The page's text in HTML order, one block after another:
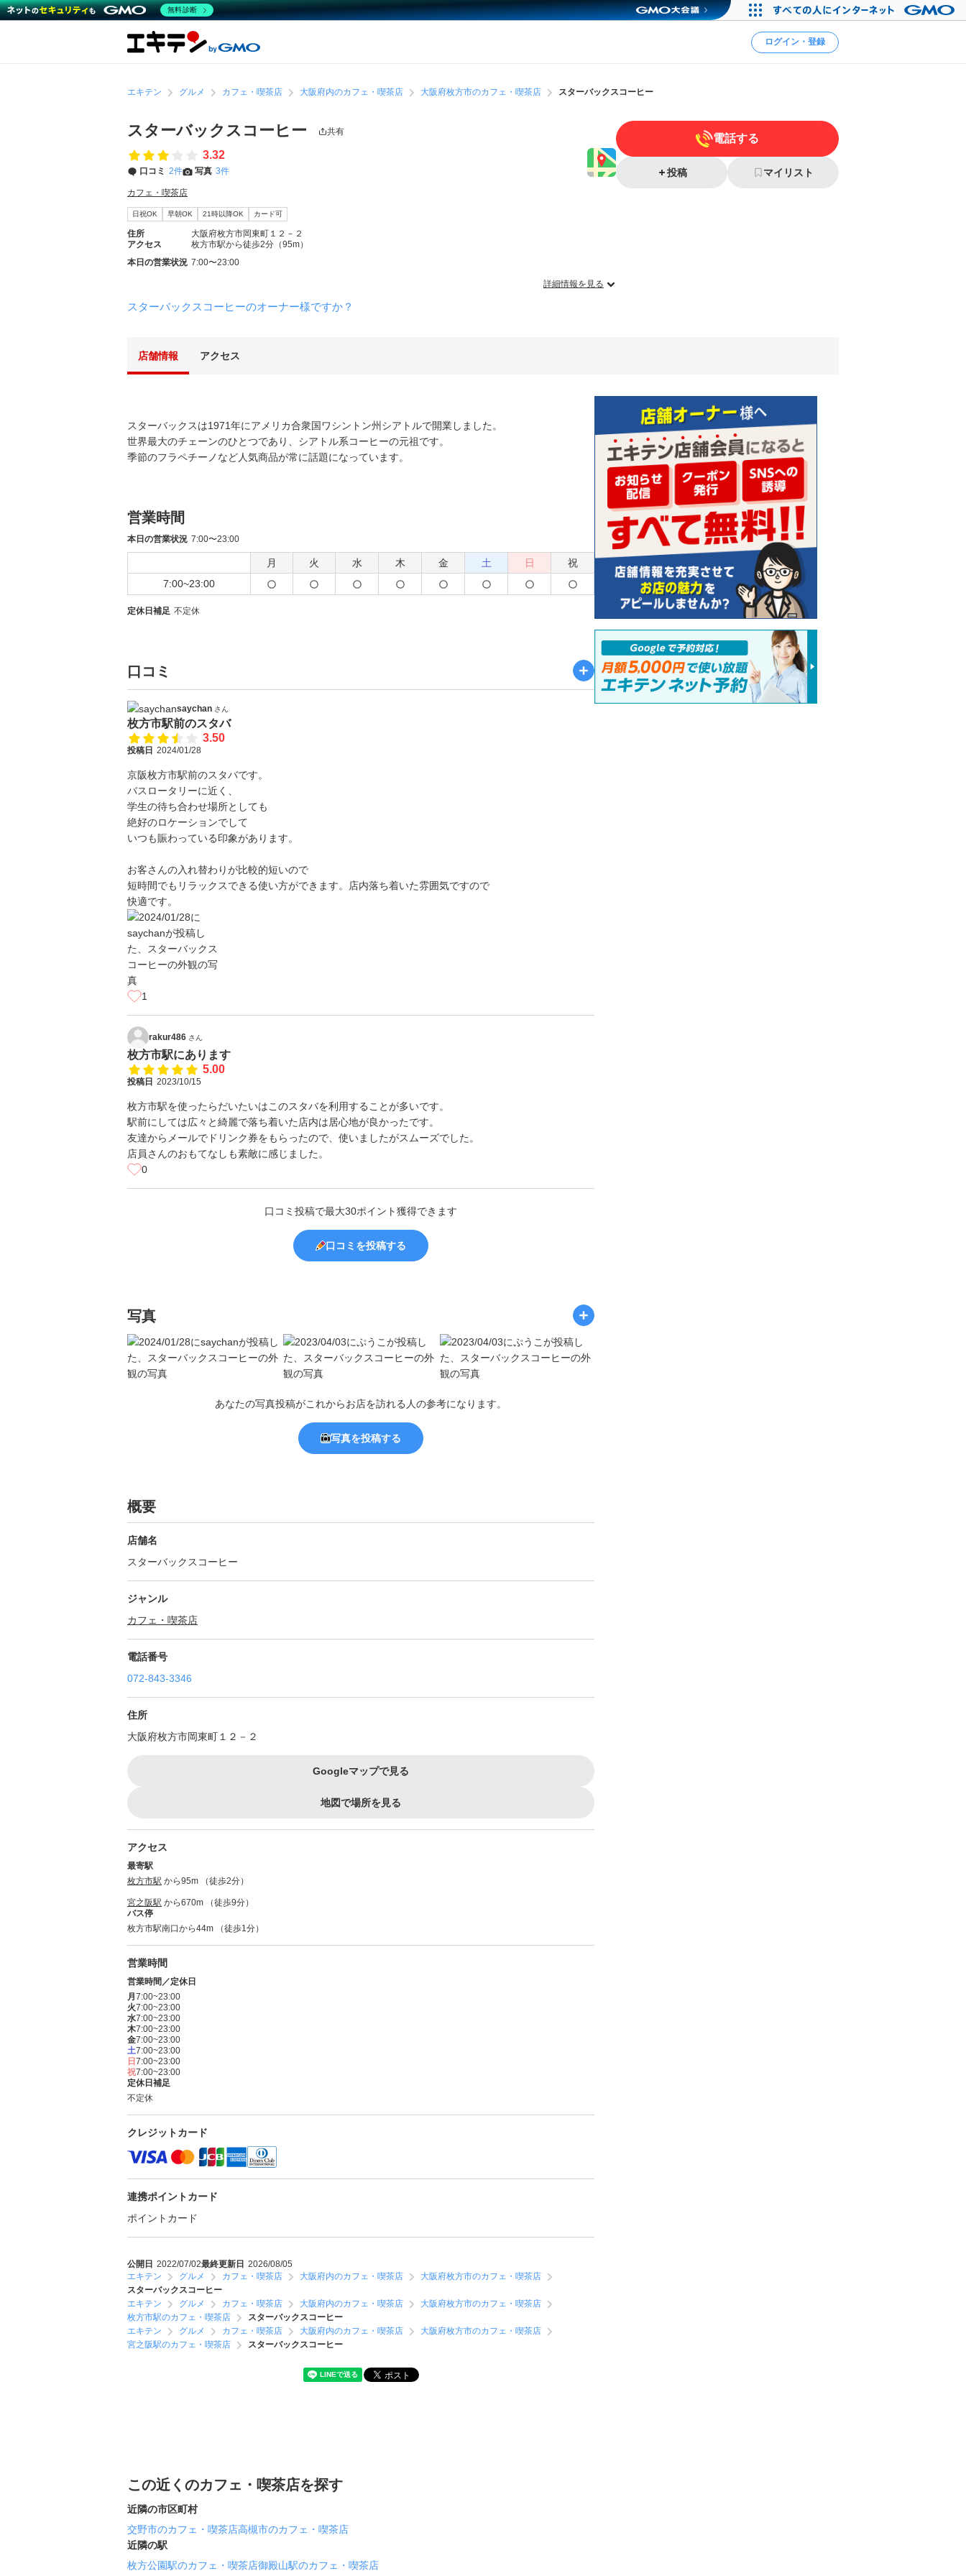
ログイン・登録
エキテン グルメ カフェ・喫茶店 大阪府内のカフェ・喫茶店 大阪府枚方市のカフェ・喫茶店 スターバックスコーヒー
スターバックスコーヒー 共有
3.32
口コミ 2件 写真 3件
カフェ・喫茶店
日祝OK 早朝OK 21時以降OK カード可
住所
大阪府枚方市岡東町１２－２
アクセス
枚方市駅から徒歩2分（95m）
本日の営業状況 7:00〜23:00
詳細情報を見る
スターバックスコーヒーのオーナー様ですか？
電話する
投稿 マイリスト
店舗情報 アクセス
スターバックスは1971年にアメリカ合衆国ワシントン州シアトルで開業しました。
世界最大のチェーンのひとつであり、シアトル系コーヒーの元祖です。
季節のフラペチーノなど人気商品が常に話題になっています。
営業時間
本日の営業状況 7:00〜23:00
月 火 水 木 金 土 日
祝
7:00~23:00
定休日補足 不定休
口コミ
saychan さん
枚方市駅前のスタバ
3.50
投稿日 2024/01/28
京阪枚方市駅前のスタバです。
バスロータリーに近く、
学生の待ち合わせ場所としても
絶好のロケーションでして
いつも賑わっている印象があります。
お客さんの入れ替わりが比較的短いので
短時間でもリラックスできる使い方ができます。店内落ち着いた雰囲気ですので
快適です。
1
rakur486 さん
枚方市駅にあります
5.00
投稿日 2023/10/15
枚方市駅を使ったらだいたいはこのスタバを利用することが多いです。
駅前にしては広々と綺麗で落ち着いた店内は居心地が良かったです。
友達からメールでドリンク券をもらったので、使いましたがスムーズでした。
店員さんのおもてなしも素敵に感じました。
0
口コミ投稿で最大30ポイント獲得できます
口コミを投稿する
写真
あなたの写真投稿がこれからお店を訪れる人の参考になります。
写真を投稿する
概要
店舗名
スターバックスコーヒー
ジャンル
カフェ・喫茶店
電話番号
072-843-3346
住所
大阪府枚方市岡東町１２－２
Googleマップで見る
地図で場所を見る
アクセス
最寄駅
枚方市駅 から95m （徒歩2分）
宮之阪駅 から670m （徒歩9分）
バス停
枚方市駅南口から44m （徒歩1分）
営業時間
営業時間／定休日
月 7:00~23:00
火7:00~23:00
水7:00~23:00
木7:00~23:00
金7:00~23:00
土7:00~23:00
日 7:00~23:00
祝7:00~23:00
定休日補足
不定休
クレジットカード
連携ポイントカード
ポイントカード
公開日 2022/07/02最終更新日 2026/08/05
エキテン
グルメ カフェ・喫茶店 大阪府内のカフェ・喫茶店
大阪府枚方市のカフェ・喫茶店
スターバックスコーヒー
エキテン
グルメ カフェ・喫茶店 大阪府内のカフェ・喫茶店
大阪府枚方市のカフェ・喫茶店
枚方市駅のカフェ・喫茶店
スターバックスコーヒー
エキテン
グルメ カフェ・喫茶店 大阪府内のカフェ・喫茶店
大阪府枚方市のカフェ・喫茶店
宮之阪駅のカフェ・喫茶店
スターバックスコーヒー
この近くのカフェ・喫茶店を探す
近隣の市区町村
交野市のカフェ・喫茶店高槻市のカフェ・喫茶店
近隣の駅
枚方公園駅のカフェ・喫茶店御殿山駅のカフェ・喫茶店
無料診断